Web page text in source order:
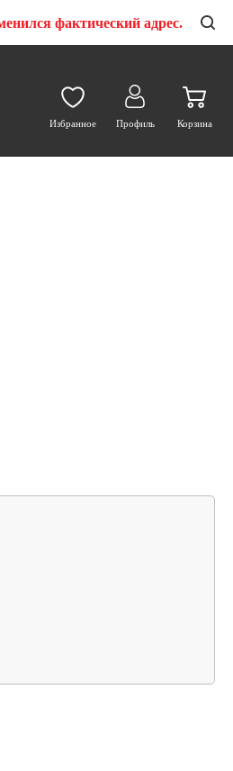
фактический адрес.
Избранное Профиль Корзина